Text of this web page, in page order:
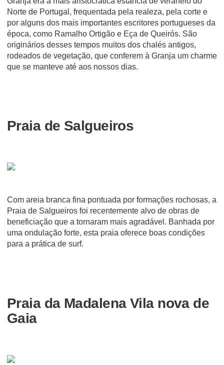
Norte de Portugal, frequentada pela realeza, pela corte e
por alguns dos mais importantes escritores portugueses da
época, como Ramalho Ortigão e Eça de Queirós. São
originários desses tempos muitos dos chalés antigos,
rodeados de vegetação, que conferem à Granja um charme
que se manteve até aos nossos dias.
Praia de Salgueiros
Com areia branca fina pontuada por formações rochosas, a
Praia de Salgueiros foi recentemente alvo de obras de
beneficiação que a tornaram mais agradável. Banhada por
uma ondulação forte, esta praia oferece boas condições
para a prática de surf.
Praia da Madalena Vila nova de
Gaia